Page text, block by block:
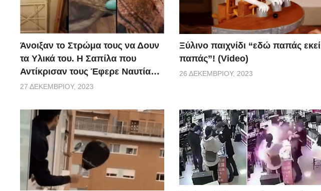
Άνοιξαν το Στρώμα τους να Δουν
τα Υλικά του. Η Σαπίλα που
Αντίκρισαν τους Έφερε Ναυτία…
27 ΔΕΚΕΜΒΡΊΟΥ, 2023
Ξύλινο παιχνίδι “εδώ παπάς εκεί
παπάς”! (Video)
26 ΔΕΚΕΜΒΡΊΟΥ, 2023